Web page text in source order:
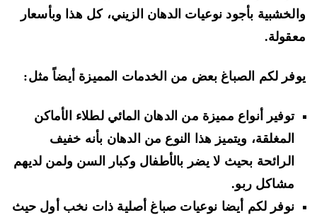
بأجود نوعيات الدهان الزيني، كل هذا وبأسعار
لكم الصباغ بعض من الخدمات المميزة أيضاً مثل:
توفير أنواع مميزة من الدهان المائي لطلاء الأماكن
المغلقة، ويتميز هذا النوع من الدهان بأنه خفيف
الرائحة بحيث لا يضر بالأطفال وكبار السن ولمن لديهم
مشاكل ربو.
نوفر لكم أيضا نوعيات صباغ أصلية ذات نخب أول حيث